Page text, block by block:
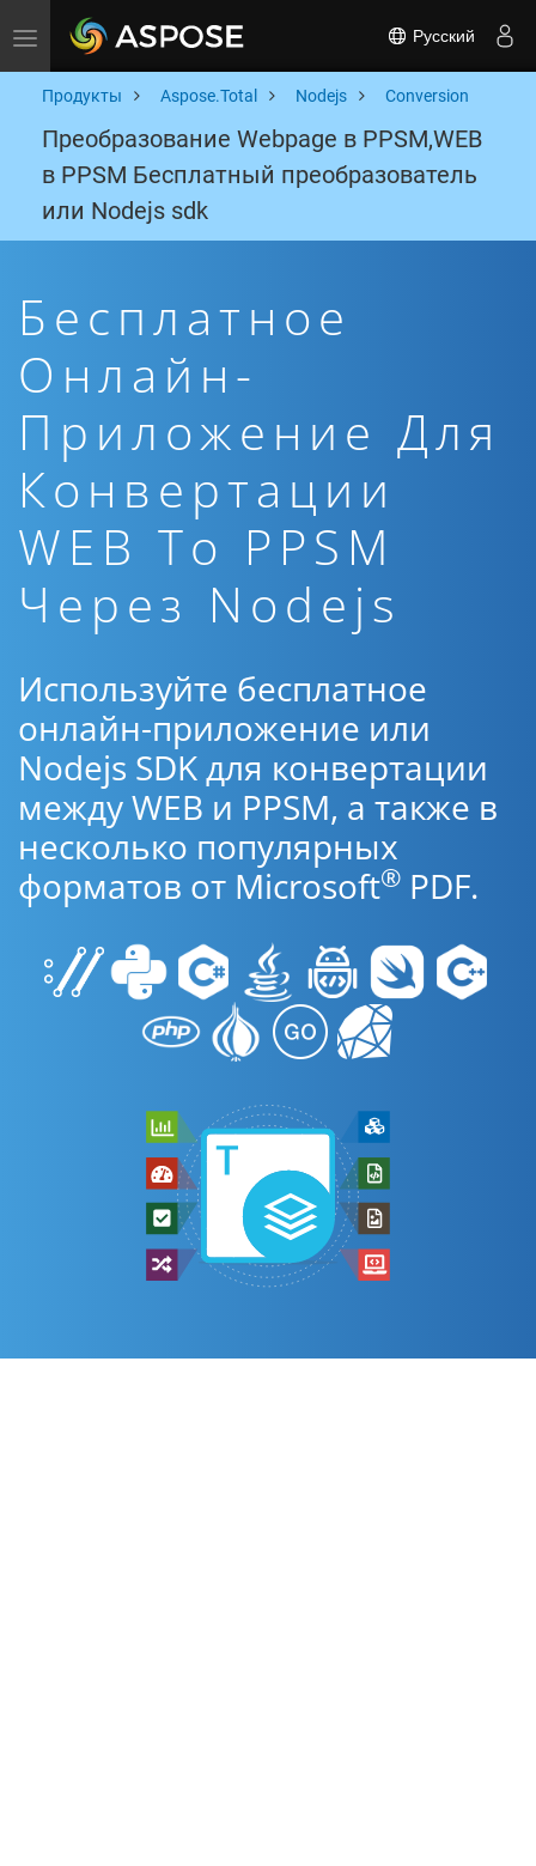
Toggle navigation Русский
Продукты Aspose.Total Nodejs Conversion
Преобразование Webpage в PPSM,WEB
в PPSM Бесплатный преобразователь
или Nodejs sdk
Бесплатное
Онлайн-
Приложение Для
Конвертации
WEB To PPSM
Через Nodejs
Используйте бесплатное
онлайн-приложение или
Nodejs SDK для конвертации
между WEB и PPSM, а также в
несколько популярных
форматов от Microsoft® PDF.